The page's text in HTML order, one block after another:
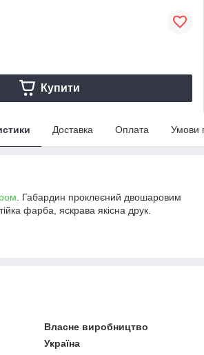
Купити
Доставка Оплата Умови
. Габардин проклеєний двошаровим
фарба, яскрава якісна друк.
Власне виробництво
Україна